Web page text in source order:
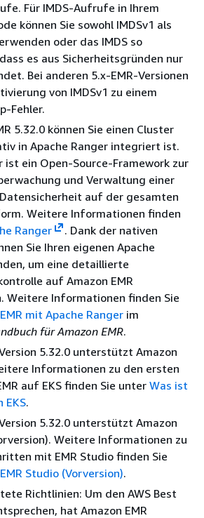
Für IMDS-Aufrufe in Ihrem
können Sie sowohl IMDSv1 als
oder das IMDS so
es aus Sicherheitsgründen nur
Bei anderen 5.x-EMR-Versionen
von IMDSv1 zu einem
Fehler.
5.32.0 können Sie einen Cluster
in Apache Ranger integriert ist.
ist ein Open-Source-Framework zur
und Verwaltung einer
auf der gesamten
Weitere Informationen finden
Ranger
. Dank der nativen
Sie Ihren eigenen Apache
um eine detaillierte
auf Amazon EMR
Weitere Informationen finden Sie
mit Apache Ranger im
für Amazon EMR.
5.32.0 unterstützt Amazon
Informationen zu den ersten
auf EKS finden Sie unter Was ist
EKS.
5.32.0 unterstützt Amazon
Weitere Informationen zu
mit EMR Studio finden Sie
Studio (Vorversion).
Richtlinien: Um den AWS Best
hat Amazon EMR